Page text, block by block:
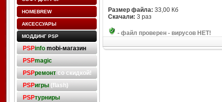
HOMEBREW
АКСЕССУАРЫ
МОДДИНГ PSP
PSPinfo mobi-магазин
PSPmagic
PSPремонтсо скидкой!
PSPигры(flash)
PSPтурниры
Размер файла: 33,00 Кб
Скачали: 3 раз
- файл проверен - вирусов НЕТ!